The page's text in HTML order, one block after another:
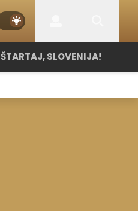
ŠTARTAJ, SLOVENIJA!